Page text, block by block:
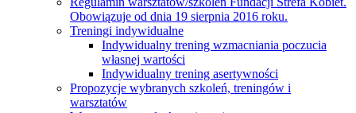
Obowiązuje od dnia 19 sierpnia 2016 roku.
Treningi indywidualne
Indywidualny trening wzmacniania poczucia
własnej wartości
Indywidualny trening asertywności
Propozycje wybranych szkoleń, treningów i
warsztatów